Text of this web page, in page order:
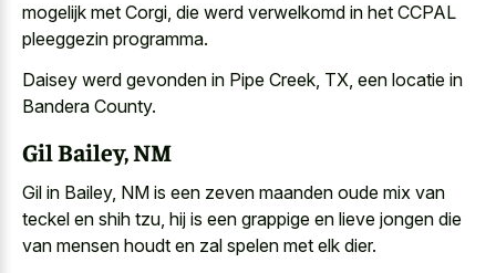
mogelijk met Corgi, die werd verwelkomd in het CCPAL
pleeggezin programma.
Daisey werd gevonden in Pipe Creek, TX, een locatie in
Bandera County.
Gil Bailey, NM
Gil in Bailey, NM is een zeven maanden oude mix van
teckel en shih tzu, hij is een grappige en lieve jongen die
van mensen houdt en zal spelen met elk dier.